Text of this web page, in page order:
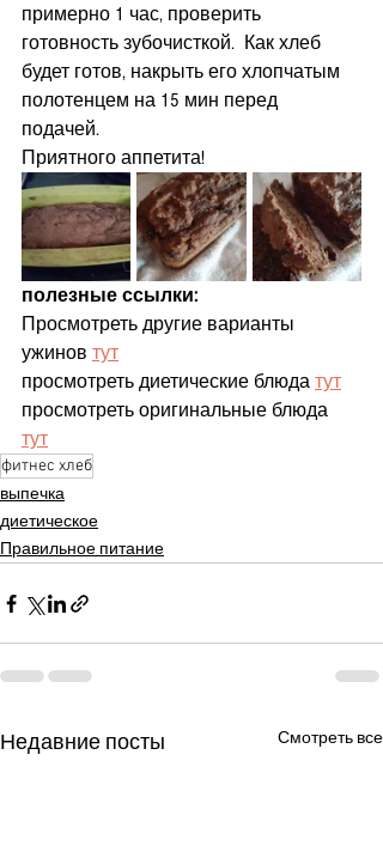
примерно 1 час, проверить
готовность зубочисткой.  Как хлеб
будет готов, накрыть его хлопчатым
полотенцем на 15 мин перед
подачей.
Приятного аппетита!
полезные ссылки:
Просмотреть другие варианты
ужинов тут
просмотреть диетические блюда тут
просмотреть оригинальные блюда
тут
фитнес хлеб
выпечка
диетическое
Правильное питание
Недавние посты Смотреть все